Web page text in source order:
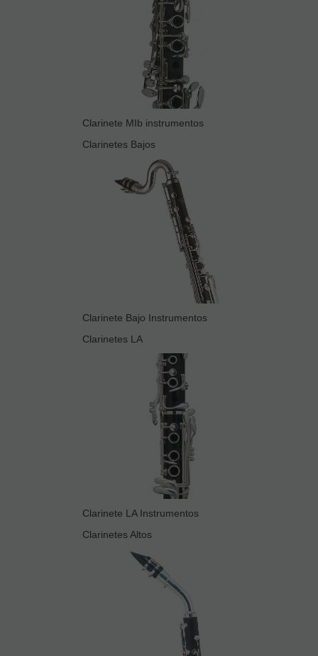
Clarinete MIb instrumentos
Clarinetes Bajos
Clarinete Bajo Instrumentos
Clarinetes LA
Clarinete LA Instrumentos
Clarinetes Altos